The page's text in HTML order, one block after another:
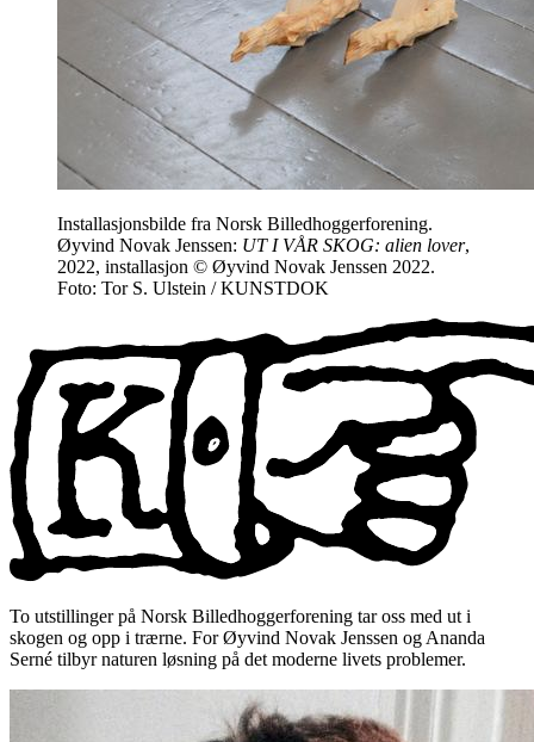
Installasjonsbilde fra Norsk Billedhoggerforening.
Øyvind Novak Jenssen: UT I VÅR SKOG: alien lover,
2022, installasjon © Øyvind Novak Jenssen 2022.
Foto: Tor S. Ulstein / KUNSTDOK
To utstillinger på Norsk Billedhoggerforening tar oss med ut i
skogen og opp i trærne. For Øyvind Novak Jenssen og Ananda
Serné tilbyr naturen løsning på det moderne livets problemer.